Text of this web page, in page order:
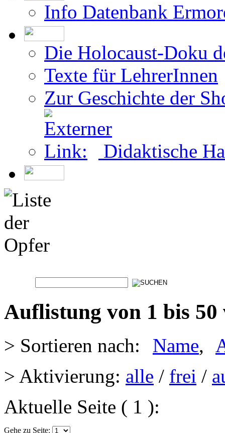
Info Datenbank
Die Holocaust-Doku
Texte für LehrerInnen
Zur Geschichte der
Didaktische
Auflistung von 1 bis 50
> Sortieren nach: Name,
> Aktivierung: alle / frei /
Aktuelle Seite ( 1 ):
Gehe zu Seite: